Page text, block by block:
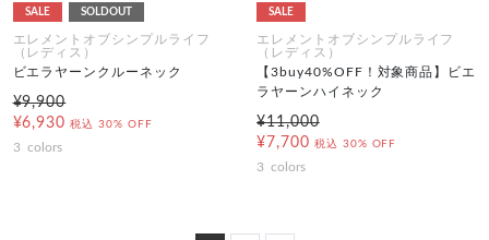
SALE SOLDOUT
エレメントオブシンプルライフ
（レディス）
ビエラヤーンクルーネック
¥9,900
¥6,930 税込 30% OFF
3 colors
SALE
エレメントオブシンプルライフ
（レディス）
【3buy40%OFF！対象商品】ビエ
ラヤーンハイネック
¥11,000
¥7,700 税込 30% OFF
3 colors